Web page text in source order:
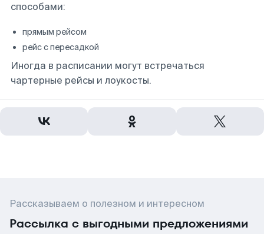
способами:
прямым рейсом
рейс с пересадкой
Иногда в расписании могут встречаться
чартерные рейсы и лоукосты.
Рассказываем о полезном и интересном
Рассылка с выгодными предложениями